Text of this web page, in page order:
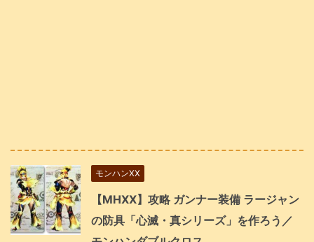
モンハンXX
【MHXX】攻略 ガンナー装備 ラージャン
の防具「心滅・真シリーズ」を作ろう／